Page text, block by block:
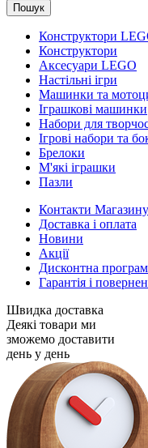
Пошук
Конструктори
Конструктори
Аксесуари LEGO
Настільні ігри
Машинки та
Іграшкові машинки
Набори для
Ігрові набори та
Брелоки
М'які іграшки
Пазли
Контакти Магазину
Доставка і оплата
Новини
Акції
Дисконтна
Гарантія і
Швидка доставка
Деякі товари ми
зможемо доставити
день у день